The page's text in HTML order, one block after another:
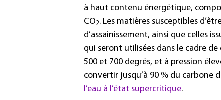
à haut contenu énergétique,
CO2. Les matières susceptibles
d’assainissement, ainsi que celles
qui seront utilisées dans le cadre
500 et 700 degrés, et à pression
convertir jusqu’à 90 % du carbone
l’eau à l’état supercritique.